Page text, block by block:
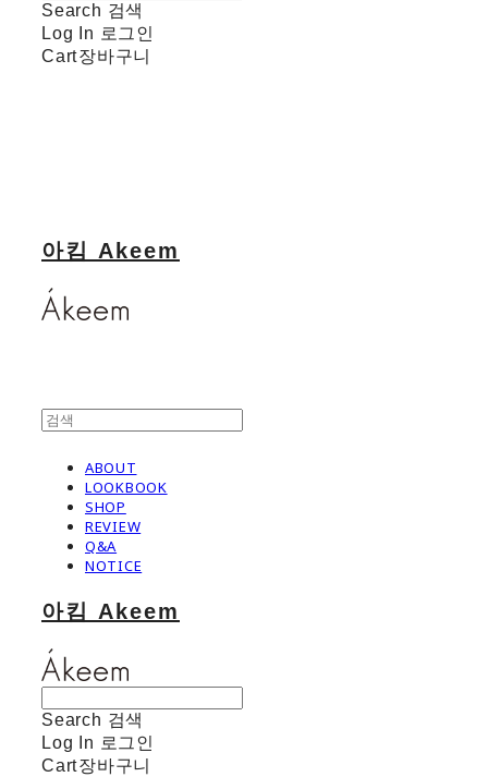
Search 검색
Log In 로그인
Cart장바구니
아킴 Akeem
ABOUT
LOOKBOOK
SHOP
REVIEW
Q&A
NOTICE
아킴 Akeem
Search 검색
Log In 로그인
Cart장바구니